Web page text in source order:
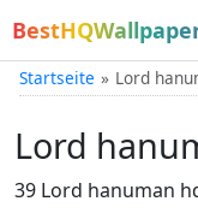
Startseite Lord
Lord
39 Lord hanuman